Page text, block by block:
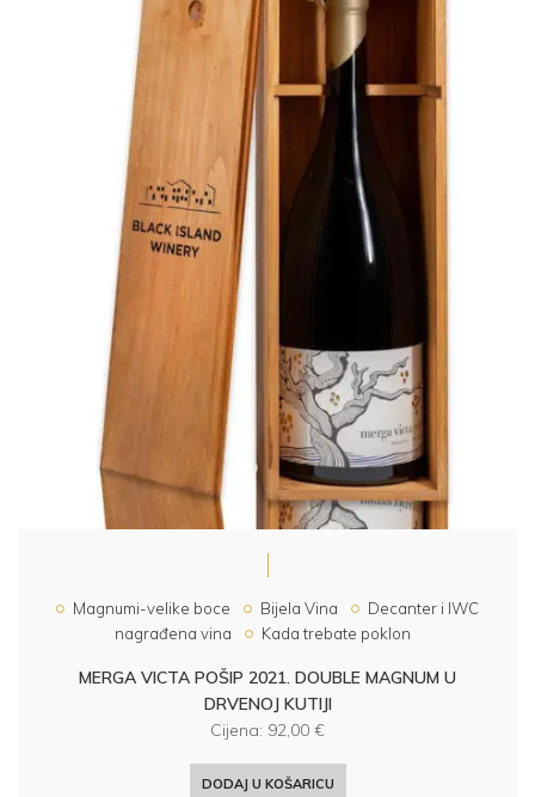
Magnumi-velike boce Bijela Vina
Decanter i IWC
nagrađena vina
Kada trebate poklon
MERGA VICTA POŠIP 2021. DOUBLE MAGNUM U
DRVENOJ KUTIJI
Cijena: 92,00 €
DODAJ U KOŠARICU